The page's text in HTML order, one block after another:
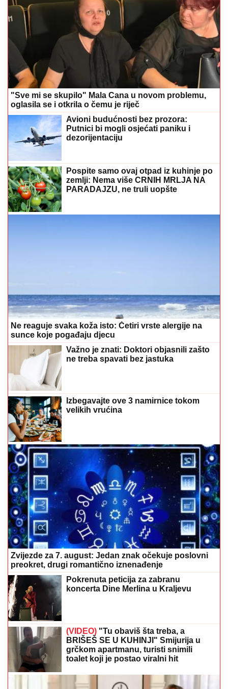
"Sve mi se skupilo" Mala Cana u novom problemu,
oglasila se i otkrila o čemu je riječ
Avioni budućnosti bez prozora:
Putnici bi mogli osjećati paniku i
dezorijentaciju
Pospite samo ovaj otpad iz kuhinje po
zemlji: Nema više CRNIH MRLJA NA
PARADAJZU, ne truli uopšte
Ne reaguje svaka koža isto: Četiri vrste alergije na
sunce koje pogađaju djecu
Važno je znati: Doktori objasnili zašto
ne treba spavati bez jastuka
Izbegavajte ove 3 namirnice tokom
velikih vrućina
Zvijezde za 7. august: Jedan znak očekuje poslovni
preokret, drugi romantično iznenađenje
Pokrenuta peticija za zabranu
koncerta Dine Merlina u Kraljevu
(VIDEO) "Tu obaviš šta treba, a
BRIŠEŠ SE U KUHINJI" Smijurija u
grčkom apartmanu, turisti snimili
toalet koji je postao viralni hit